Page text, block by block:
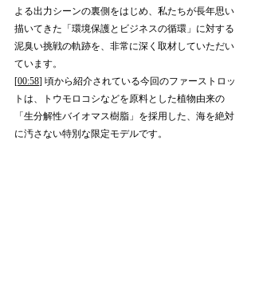
よる出力シーンの裏側をはじめ、私たちが長年思い
描いてきた「環境保護とビジネスの循環」に対する
泥臭い挑戦の軌跡を、非常に深く取材していただい
ています。
[00:58] 頃から紹介されている今回のファーストロッ
トは、トウモロコシなどを原料とした植物由来の
「生分解性バイオマス樹脂」を採用した、海を絶対
に汚さない特別な限定モデルです。